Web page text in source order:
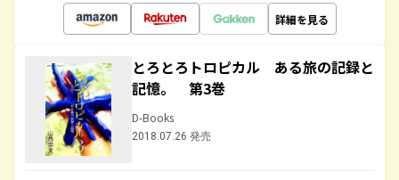
詳細を見る
とろとろトロピカル ある旅の記録と
記憶。 第3巻
D-Books
2018.07.26 発売